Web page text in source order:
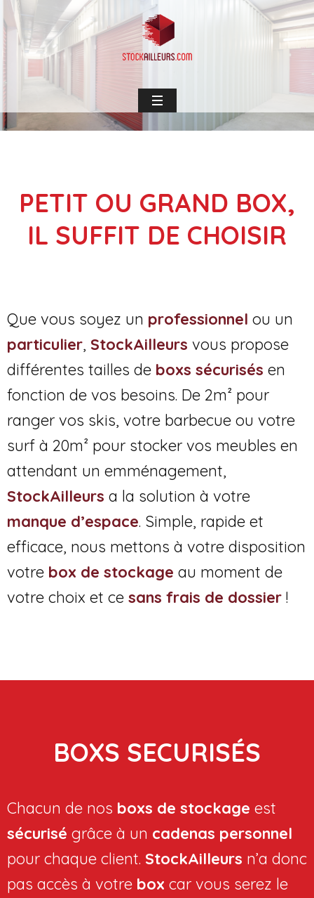
PETIT OU GRAND BOX,
IL SUFFIT DE CHOISIR
Que vous soyez un professionnel ou un
particulier, StockAilleurs vous propose
différentes tailles de boxs sécurisés en
fonction de vos besoins. De 2m² pour
ranger vos skis, votre barbecue ou votre
surf à 20m² pour stocker vos meubles en
attendant un emménagement,
StockAilleurs a la solution à votre
manque d’espace. Simple, rapide et
efficace, nous mettons à votre disposition
votre box de stockage au moment de
votre choix et ce sans frais de dossier !
BOXS SECURISÉS
Chacun de nos boxs de stockage est
sécurisé grâce à un cadenas personnel
pour chaque client. StockAilleurs n’a donc
pas accès à votre box car vous serez le